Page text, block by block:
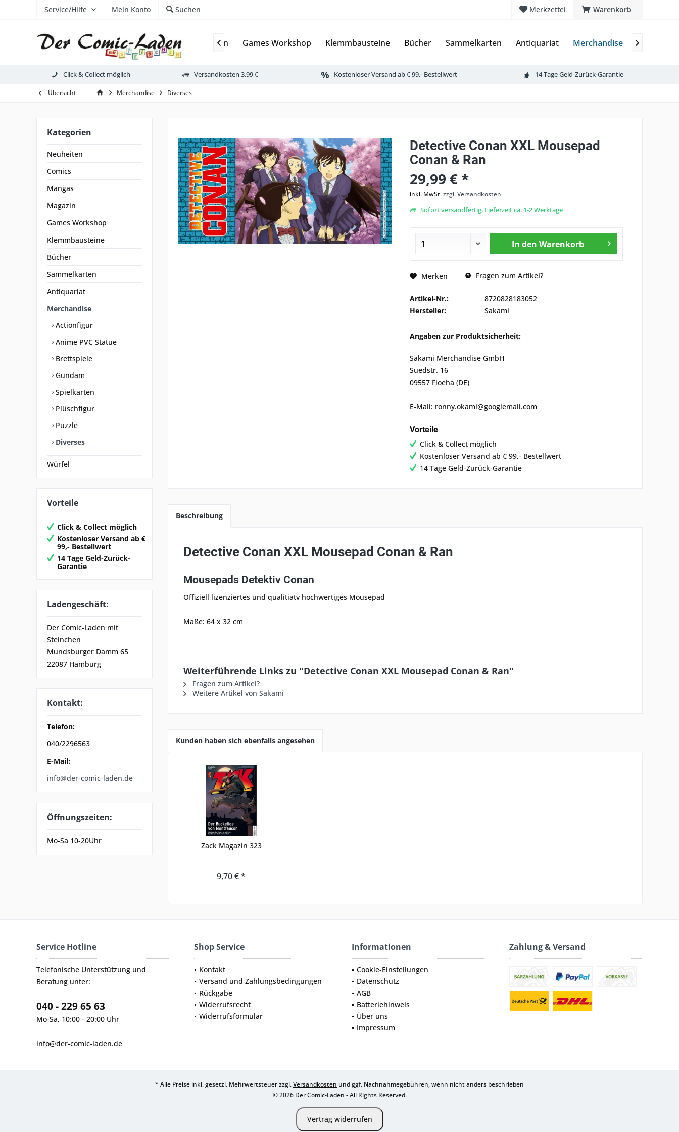
Warenkorb
Merkzettel
Service/Hilfe Mein Konto Suchen
Neuheiten Comics Mangas Magazin Games Workshop Klemmbausteine Bücher Sammelkarten Antiquariat Merchandise Würfel
 
Click & Collect möglich Versandkosten 3,99 € Kostenloser Versand ab € 99,- Bestellwert 14 Tage Geld-Zurück-Garantie
Übersicht Merchandise Diverses
Kategorien
Neuheiten
Comics
Mangas
Magazin
Games Workshop
Klemmbausteine
Bücher
Sammelkarten
Antiquariat
Merchandise
Actionfigur
Anime PVC Statue
Brettspiele
Gundam
Spielkarten
Plüschfigur
Puzzle
Diverses
Würfel
Vorteile
Click & Collect möglich
Kostenloser Versand ab €
99,- Bestellwert
14 Tage Geld-Zurück-
Garantie
Ladengeschäft:
Der Comic-Laden mit
Steinchen
Mundsburger Damm 65
22087 Hamburg
Kontakt:
Telefon:
040/2296563
E-Mail:
info@der-comic-laden.de
Öffnungszeiten:
Mo-Sa 10-20Uhr
Detective Conan XXL Mousepad
Conan & Ran
29,99 € *
inkl. MwSt.zzgl. Versandkosten
Sofort versandfertig, Lieferzeit ca. 1-2 Werktage
In den Warenkorb
Merken Fragen zum Artikel?
Artikel-Nr.:
8720828183052
Hersteller:
Sakami
Angaben zur Produktsicherheit:
Sakami Merchandise GmbH
Suedstr. 16
09557 Floeha (DE)
E-Mail: ronny.okami@googlemail.com
Vorteile
Click & Collect möglich
Kostenloser Versand ab € 99,- Bestellwert
14 Tage Geld-Zurück-Garantie
Beschreibung
Detective Conan XXL Mousepad Conan & Ran
Mousepads Detektiv Conan
Offiziell lizenziertes und qualitiatv hochwertiges Mousepad
Maße: 64 x 32 cm
Weiterführende Links zu "Detective Conan XXL Mousepad Conan & Ran"
Fragen zum Artikel?
Weitere Artikel von Sakami
Kunden haben sich ebenfalls angesehen
Zack Magazin 323
9,70 € *
Service Hotline
Telefonische Unterstützung und
Beratung unter:
040 - 229 65 63
Mo-Sa, 10:00 - 20:00 Uhr
info@der-comic-laden.de
Shop Service
Kontakt
Versand und Zahlungsbedingungen
Rückgabe
Widerrufsrecht
Widerrufsformular
Informationen
Cookie-Einstellungen
Datenschutz
AGB
Batteriehinweis
Über uns
Impressum
Zahlung & Versand
* Alle Preise inkl. gesetzl. Mehrwertsteuer zzgl.Versandkosten und ggf. Nachnahmegebühren, wenn nicht anders beschrieben
© 2026 Der Comic-Laden - All Rights Reserved.
Vertrag widerrufen